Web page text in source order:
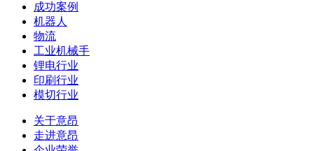
成功案例
机器人
物流
工业机械手
锂电行业
印刷行业
模切行业
关于意昂
走进意昂